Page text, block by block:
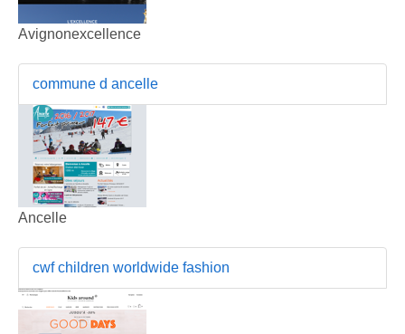
Avignonexcellence
commune d ancelle
Ancelle
cwf children worldwide fashion